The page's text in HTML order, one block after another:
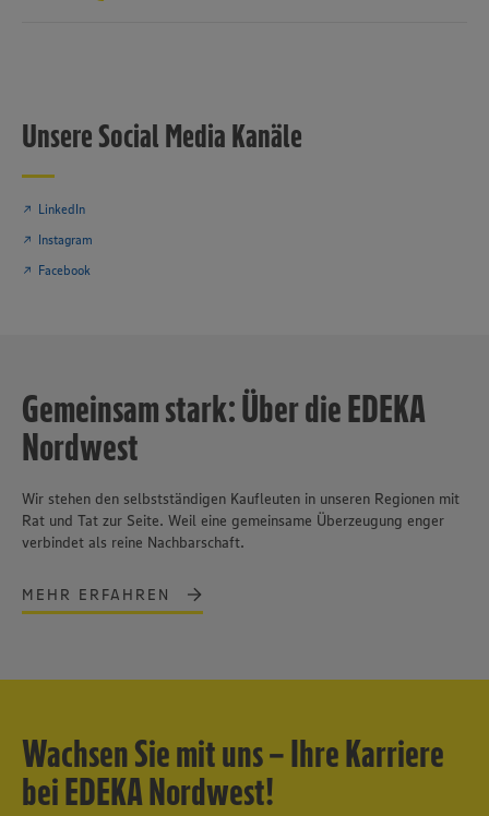
Unsere Social Media Kanäle
LinkedIn
Instagram
Facebook
Gemeinsam stark: Über die EDEKA
Nordwest
Wir stehen den selbstständigen Kaufleuten in unseren Regionen mit
Rat und Tat zur Seite. Weil eine gemeinsame Überzeugung enger
verbindet als reine Nachbarschaft.
MEHR ERFAHREN
Wachsen Sie mit uns – Ihre Karriere
bei EDEKA Nordwest!